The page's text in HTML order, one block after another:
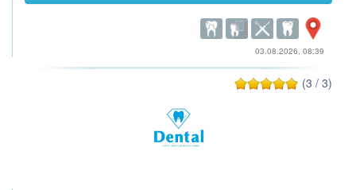
03.08.2026, 08:39
(3 / 3)